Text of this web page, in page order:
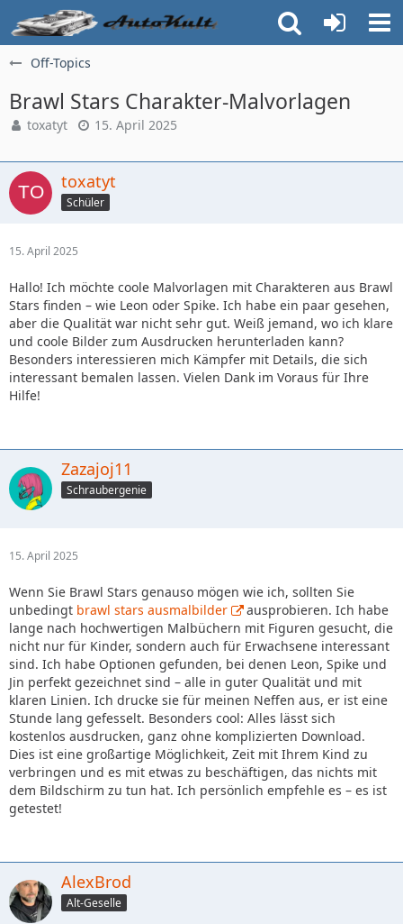
Off-Topics
Brawl Stars Charakter-Malvorlagen
toxatyt 15. April 2025
toxatyt
Schüler
15. April 2025
Hallo! Ich möchte coole Malvorlagen mit Charakteren aus Brawl
Stars finden – wie Leon oder Spike. Ich habe ein paar gesehen,
aber die Qualität war nicht sehr gut. Weiß jemand, wo ich klare
und coole Bilder zum Ausdrucken herunterladen kann?
Besonders interessieren mich Kämpfer mit Details, die sich
interessant bemalen lassen. Vielen Dank im Voraus für Ihre
Hilfe!
Zazajoj11
Schraubergenie
15. April 2025
Wenn Sie Brawl Stars genauso mögen wie ich, sollten Sie
unbedingt brawl stars ausmalbilder
ausprobieren. Ich habe
lange nach hochwertigen Malbüchern mit Figuren gesucht, die
nicht nur für Kinder, sondern auch für Erwachsene interessant
sind. Ich habe Optionen gefunden, bei denen Leon, Spike und
Jin perfekt gezeichnet sind – alle in guter Qualität und mit
klaren Linien. Ich drucke sie für meinen Neffen aus, er ist eine
Stunde lang gefesselt. Besonders cool: Alles lässt sich
kostenlos ausdrucken, ganz ohne komplizierten Download.
Dies ist eine großartige Möglichkeit, Zeit mit Ihrem Kind zu
verbringen und es mit etwas zu beschäftigen, das nichts mit
dem Bildschirm zu tun hat. Ich persönlich empfehle es – es ist
getestet!
AlexBrod
Alt-Geselle